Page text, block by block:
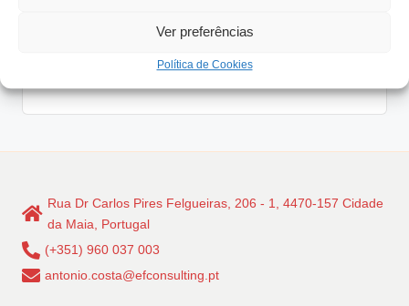
Ver preferências
Política de Cookies
grandes empresários espanhóis: Emílio Botín – o
Rua Dr Carlos Pires Felgueiras, 206 - 1, 4470-157 Cidade
da Maia, Portugal
(+351) 960 037 003
antonio.costa@efconsulting.pt